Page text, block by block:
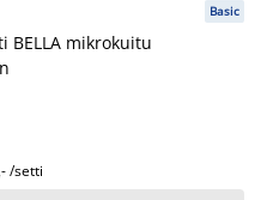
BELLA mikrokuitu
Basic
/setti